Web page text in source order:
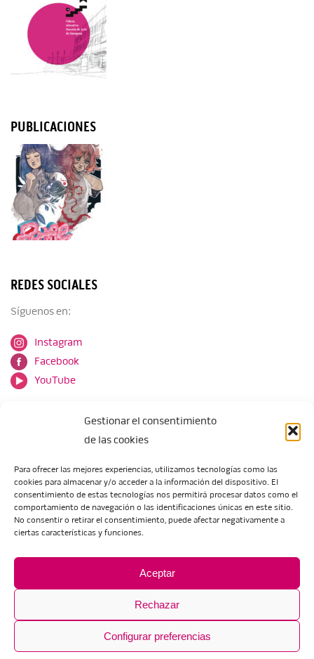
Gestionar el consentimiento
de las cookies
Para ofrecer las mejores experiencias, utilizamos tecnologías como las
cookies para almacenar y/o acceder a la información del dispositivo. El
consentimiento de estas tecnologías nos permitirá procesar datos como el
comportamiento de navegación o las identificaciones únicas en este sitio.
No consentir o retirar el consentimiento, puede afectar negativamente a
ciertas características y funciones.
Aceptar
Rechazar
Configurar preferencias
PUBLICACIONES
REDES SOCIALES
Síguenos en:
Instagram
Facebook
YouTube
Escuela de Arte de Zaragoza
María Zambrano, 5
50018 Zaragoza
eartezaragoza@educa.aragon.es